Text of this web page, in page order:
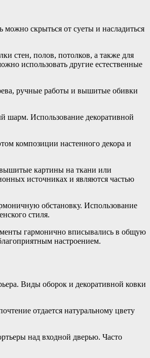
скрыться от суеты и насладиться
стен, полов, потолков, а также для
использовать другие естественные
ручные работы и вышитые обивки
шарм. Использование декоративной
композиции настенного декора и
вышитые картины на ткани или
источниках и являются частью
обстановку. Использование
стиля.
гармонично вписывались в общую
настроением.
Виды оборок и декоративной ковки
отдается натуральному цвету
над входной дверью. Часто